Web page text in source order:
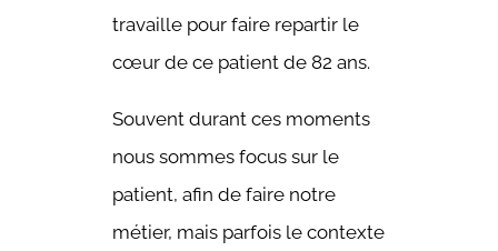
travaille pour faire repartir le
cœur de ce patient de 82 ans.
Souvent durant ces moments
nous sommes focus sur le
patient, afin de faire notre
métier, mais parfois le contexte